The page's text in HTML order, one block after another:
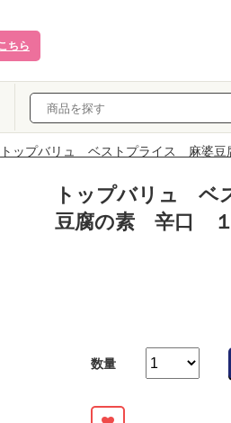
ちら
トップバリュ ベストプライス 麻婆
トップバリュ ベ
豆腐の素 辛口 １
数量